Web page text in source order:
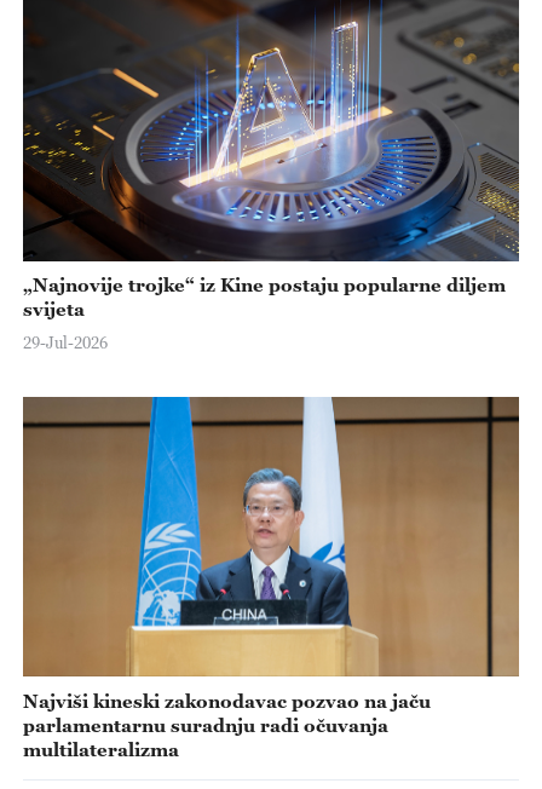
„Najnovije trojke“ iz Kine postaju popularne diljem
svijeta
29-Jul-2026
Najviši kineski zakonodavac pozvao na jaču
parlamentarnu suradnju radi očuvanja
multilateralizma